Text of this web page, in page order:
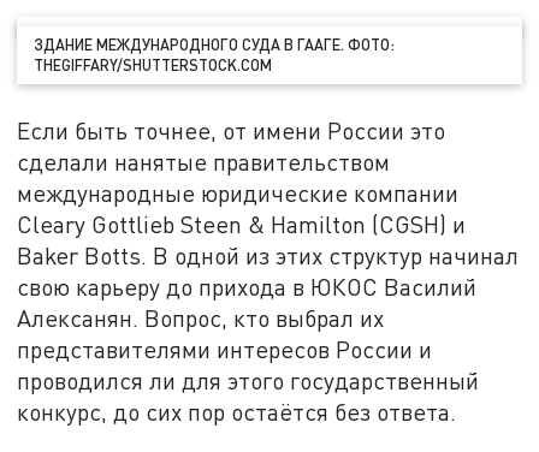
ЗДАНИЕ МЕЖДУНАРОДНОГО СУДА В ГААГЕ. ФОТО:
THEGIFFARY/SHUTTERSTOCK.COM
Если быть точнее, от имени России это
сделали нанятые правительством
международные юридические компании
Cleary Gottlieb Steen & Hamilton (CGSH) и
Baker Botts. В одной из этих структур начинал
свою карьеру до прихода в ЮКОС Василий
Алексанян. Вопрос, кто выбрал их
представителями интересов России и
проводился ли для этого государственный
конкурс, до сих пор остаётся без ответа.